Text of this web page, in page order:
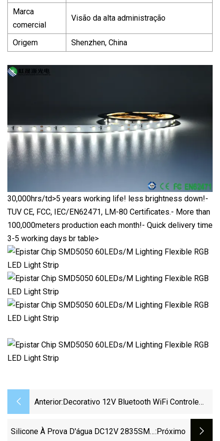
Marca
comercial
Visão da alta administração
Origem Shenzhen, China
30,000hrs/td>5 years working life! less brightness down!-
TUV CE, FCC, IEC/EN62471, LM-80 Certificates.- More than
100,000meters production each month!- Quick delivery time
3-5 working days br table>
Anterior:Decorativo 12V Bluetooth WiFi Controle
D' Água RGB 5050 LED Strip Light 5m
Silicone À Prova D'água DC12V 2835SMD:próximo